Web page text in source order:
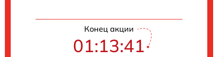
Конец акции
01:13:40